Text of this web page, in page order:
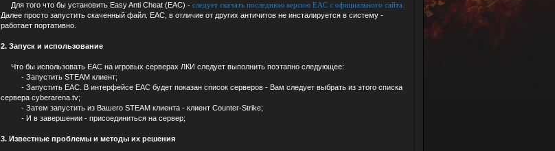
Для того что бы установить Easy Anti Cheat (EAC) - следует скачать последнюю версию EAC с официального сайта
Далее просто запустить скаченный файл. EAC, в отличие от других античитов не инсталируется в систему -
работает портативно.
2. Запуск и использование
Что бы использовать EAC на игровых серверах ЛКИ следует выполнить поэтапно следующее:
- Запустить STEAM клиент;
- Запустить EAC. В интерфейсе EAC будет показан список серверов - Вам следует выбрать из этого списка
сервера cyberarena.tv;
- Затем запустить из Вашего STEAM клиента - клиент Counter-Strike;
- И в завершении - присоединиться на сервер;
3. Известные проблемы и методы их решения